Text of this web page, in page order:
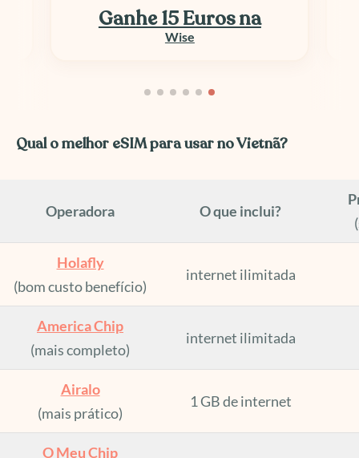
Ganhe 15 Euros na
Wise
Qual o melhor eSIM para usar no Vietnã?
Operadora O que inclui?
Holafly
(bom custo benefício)
internet ilimitada
America Chip
(mais completo)
internet ilimitada
Airalo
(mais prático)
1 GB de internet
O Meu Chip